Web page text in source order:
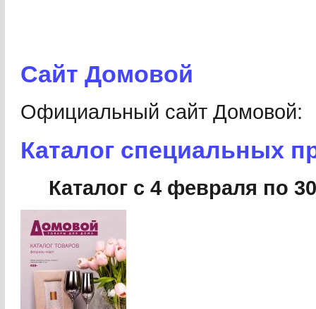
Сайт Домовой
Официальный сайт
Каталог специальных
Каталог с 4 февраля по